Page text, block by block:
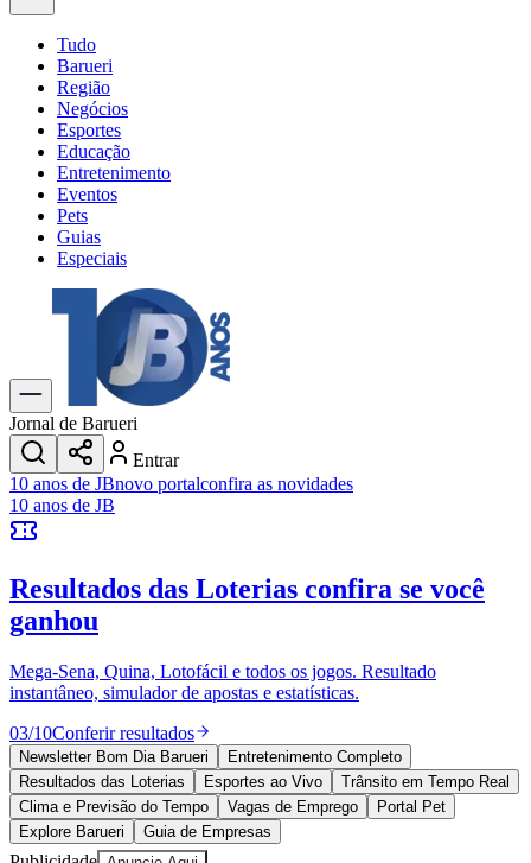
Tudo
Barueri
Região
Negócios
Esportes
Educação
Entretenimento
Eventos
Pets
Guias
Especiais
Explore Tudo
Últimas Notícias
Previsão do Tempo
Trânsito e Rotas
Dia a Dia & Lazer
Transportes
Gastronomia
Cinema & Shows
JogosNovo
Anuncie no Portal
Cadastrar Empresa
Divulgar Vagas
Política
Esportes
Saúde
Segurança
Cultura
Meio Ambiente
Obras
Jornal de Barueri
Entrar
10 anos de JBnovo portalconfira as novidades
10 anos de JB
Resultados das Loterias confira se você
ganhou
Mega-Sena, Quina, Lotofácil e todos os jogos. Resultado
instantâneo, simulador de apostas e estatísticas.
03/10Conferir resultados
Newsletter Bom Dia Barueri
Entretenimento Completo
Resultados das Loterias
Esportes ao Vivo
Trânsito em Tempo Real
Clima e Previsão do Tempo
Vagas de Emprego
Portal Pet
Explore Barueri
Guia de Empresas